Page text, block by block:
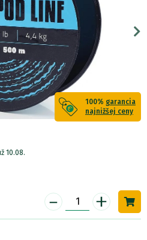
100% garancia
najnižšej ceny
10.08.
- +